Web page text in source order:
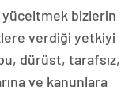
bizlerin
verdiği yetkiyi
dürüst, tarafsız,
ve kanunlara